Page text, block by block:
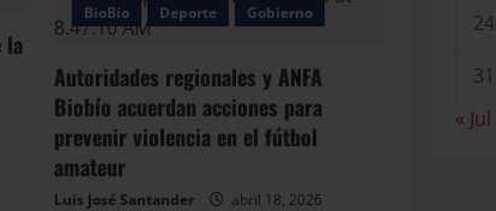
la
BioBio Deporte Gobierno
Autoridades regionales y ANFA
Biobío acuerdan acciones para
prevenir violencia en el fútbol
amateur
Luis José Santander abril 18, 2026
24
31
« Jul